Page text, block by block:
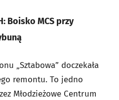
Boisko MCS przy
„Sztabowa” doczekała
remontu. To jedno
Młodzieżowe Centrum